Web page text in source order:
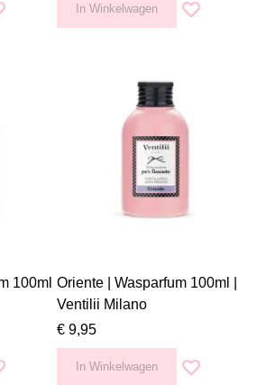
toe aan verlanglijst
In Winkelwagen
Voeg toe
100ml
toe aan verlanglijst
Oriente | Wasparfum 100ml |
Ventilii Milano
€ 9,95
In Winkelwagen
Voeg toe